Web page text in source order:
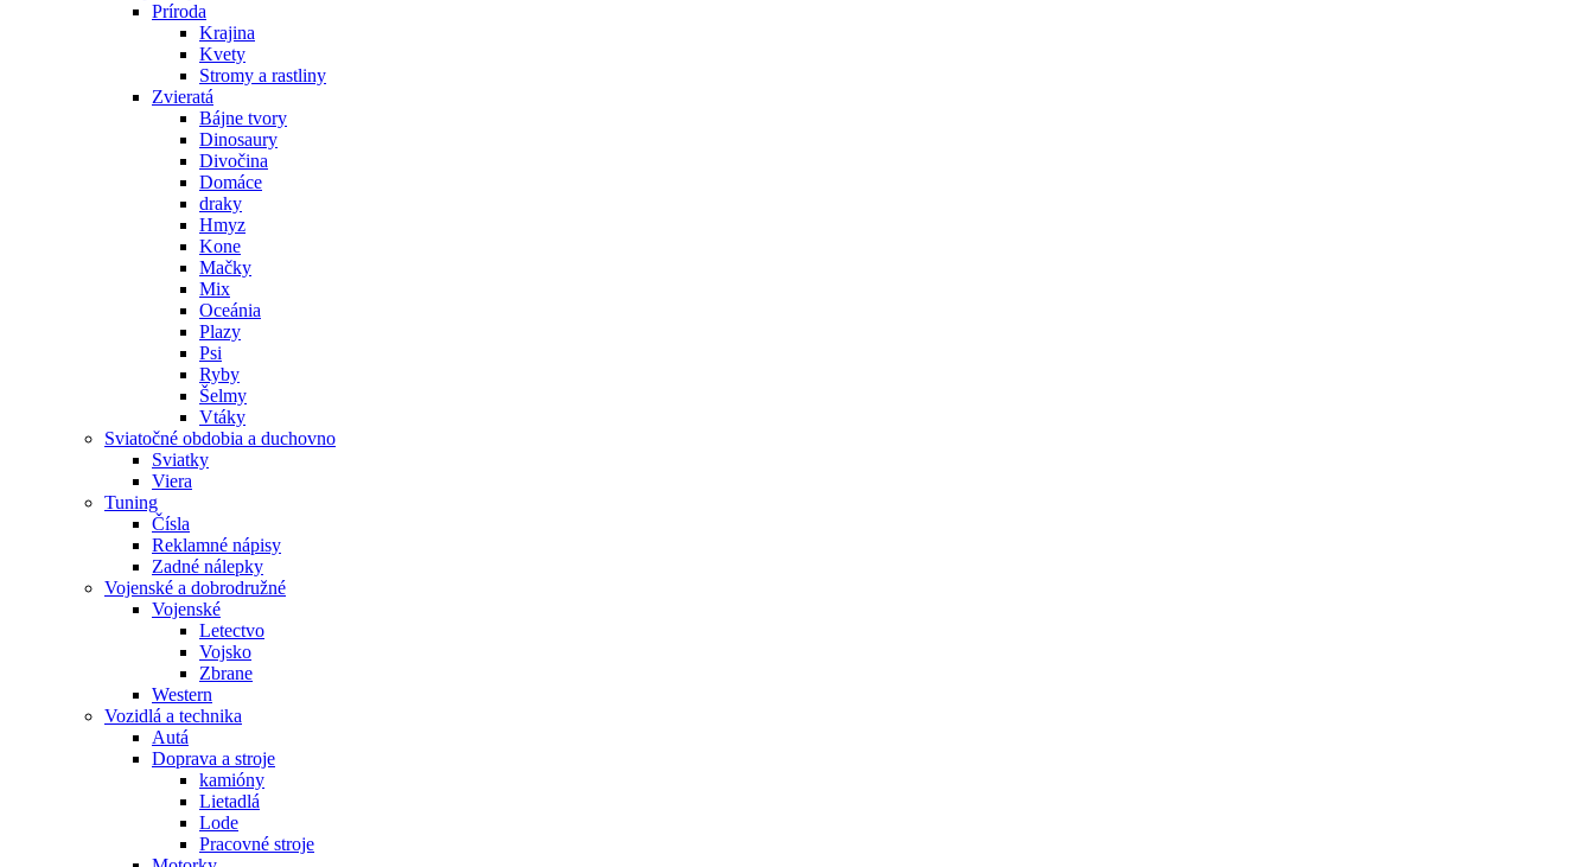
Príroda
Krajina
Kvety
Stromy a rastliny
Zvieratá
Bájne tvory
Dinosaury
Divočina
Domáce
draky
Hmyz
Kone
Mačky
Mix
Oceánia
Plazy
Psi
Ryby
Šelmy
Vtáky
Sviatočné obdobia a duchovno
Sviatky
Viera
Tuning
Čísla
Reklamné nápisy
Zadné nálepky
Vojenské a dobrodružné
Vojenské
Letectvo
Vojsko
Zbrane
Western
Vozidlá a technika
Autá
Doprava a stroje
kamióny
Lietadlá
Lode
Pracovné stroje